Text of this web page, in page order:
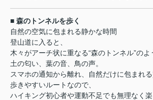
■ 森のトンネルを歩く
自然の空気に包まれる静かな時間
登山道に入ると、
木々がアーチ状に重なる“森のトンネル”のよ
土の匂い、葉の音、鳥の声。
スマホの通知から離れ、自然だけに包まれる
歩きやすいルートなので、
ハイキング初心者や運動不足でも無理なく楽